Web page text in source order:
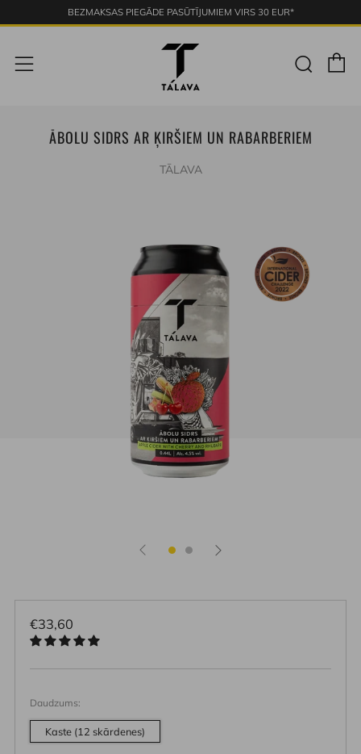
BEZMAKSAS PIEGĀDE PASŪTĪJUMIEM VIRS 30 EUR*
Izvēlne
ĀBOLU SIDRS AR ĶIRŠIEM UN RABARBERIEM
TĀLAVA
Parastā
cena
€33,60
Daudzums:
Kaste (12 skārdenes)